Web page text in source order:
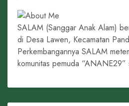
SALAM (Sanggar Anak Alam)
di Desa Lawen, Kecamatan
Perkembangannya SALAM
komunitas pemuda “ANANE29”